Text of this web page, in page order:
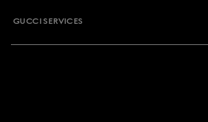
GUCCI SERVICES